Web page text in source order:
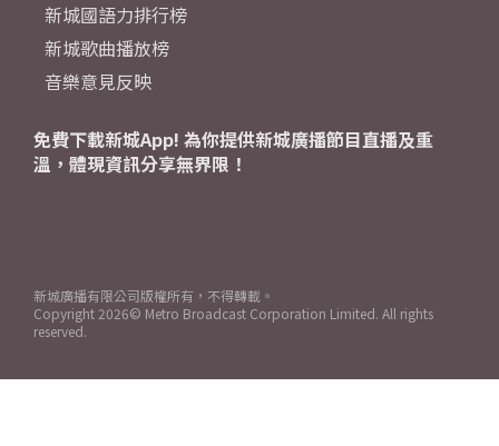
新城國語力排行榜
新城歌曲播放榜
音樂意見反映
免費下載新城App! 為你提供新城廣播節目直播及重
溫，體現資訊分享無界限！
新城廣播有限公司版權所有，不得轉載。
Copyright 2026© Metro Broadcast Corporation Limited. All rights
reserved.